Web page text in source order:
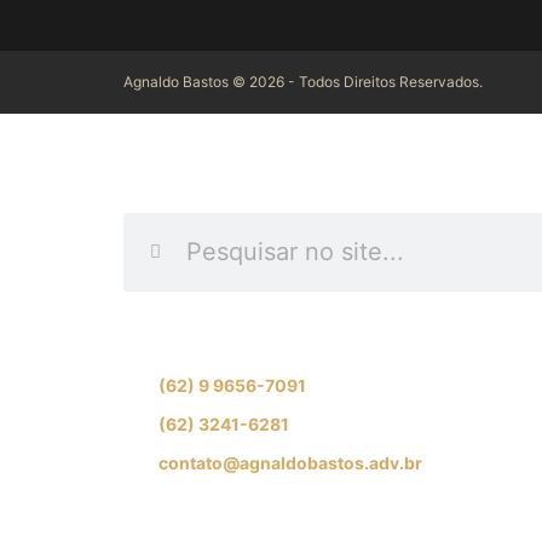
Agnaldo Bastos © 2026 - Todos Direitos Reservados.
(62) 9 9656-7091
(62) 3241-6281
contato@agnaldobastos.adv.br